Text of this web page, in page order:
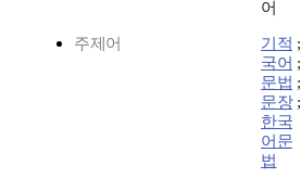
어
주제어 기적 ;
국어 ;
문법 ;
문장;
한국
어문
법